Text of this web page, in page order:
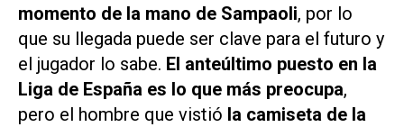
momento de la mano de Sampaoli, por lo
que su llegada puede ser clave para el futuro y
el jugador lo sabe. El anteúltimo puesto en la
Liga de España es lo que más preocupa,
pero el hombre que vistió la camiseta de la